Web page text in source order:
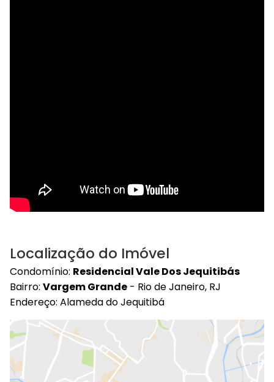
Localização do Imóvel
Condomínio: Residencial Vale Dos Jequitibás
Bairro: Vargem Grande - Rio de Janeiro, RJ
Endereço: Alameda do Jequitibá